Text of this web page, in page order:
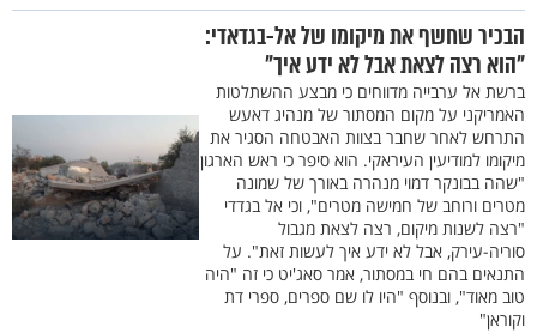
הבכיר שחשף את מיקומו של אל-בגדאדי:
"הוא רצה לצאת אבל לא ידע איך"
ברשת אל ערבייה מדווחים כי מבצע ההשתלטות
האמריקני על מקום המסתור של מנהיג דאעש
התרחש לאחר שחבר בצוות האבטחה הסגיר את
מיקומו למודיעין העיראקי. הוא סיפר כי ראש הארגון
"שהה בבונקר דמוי מנהרה באורך של שמונה
מטרים ורוחב של חמישה מטרים", וכי אל בגדדי
"רצה לשנות מיקום, רצה לצאת מגבול
סוריה-עירק, אבל לא ידע איך לעשות זאת". על
התנאים בהם חי במסתור, אמר סאג'יט כי זה "היה
טוב מאוד", ובנוסף "היו לו שם ספרים, ספרי דת
וקוראן"